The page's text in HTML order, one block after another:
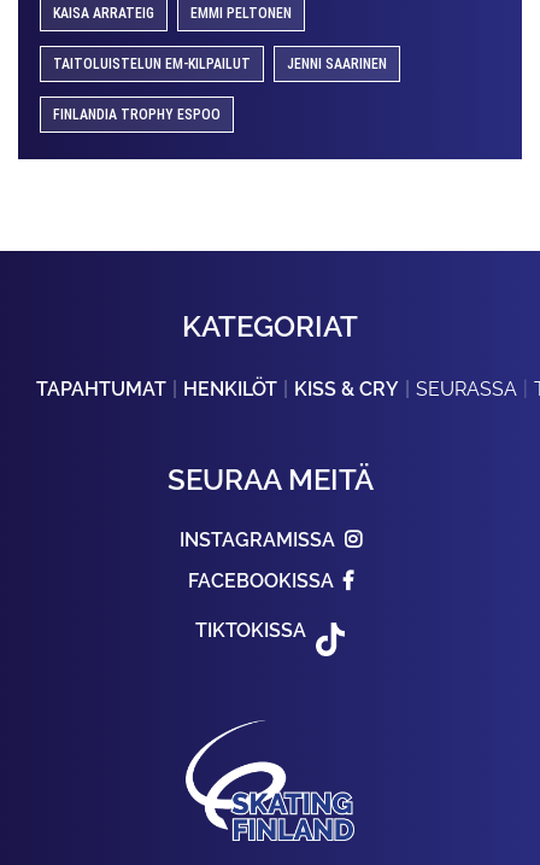
KAISA ARRATEIG EMMI PELTONEN
TAITOLUISTELUN EM-KILPAILUT JENNI SAARINEN
FINLANDIA TROPHY ESPOO
KATEGORIAT
TAPAHTUMAT HENKILÖT KISS & CRY SEURASSA
SEURAA MEITÄ
INSTAGRAMISSA
FACEBOOKISSA
TIKTOKISSA